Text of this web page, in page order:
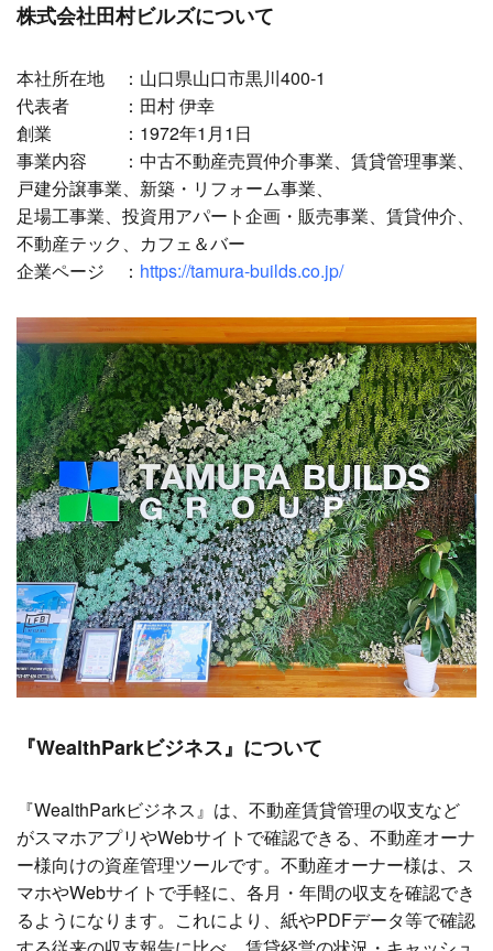
株式会社田村ビルズについて
本社所在地 ：山口県山口市黒川400-1
代表者 ：田村 伊幸
創業 ：1972年1月1日
事業内容 ：中古不動産売買仲介事業、賃貸管理事業、
戸建分譲事業、新築・リフォーム事業、
足場工事業、投資用アパート企画・販売事業、賃貸仲介、
不動産テック、カフェ＆バー
企業ページ ： https://tamura-builds.co.jp/
『WealthParkビジネス』について
『WealthParkビジネス』は、不動産賃貸管理の収支など
がスマホアプリやWebサイトで確認できる、不動産オーナ
ー様向けの資産管理ツールです。不動産オーナー様は、ス
マホやWebサイトで手軽に、各月・年間の収支を確認でき
るようになります。これにより、紙やPDFデータ等で確認